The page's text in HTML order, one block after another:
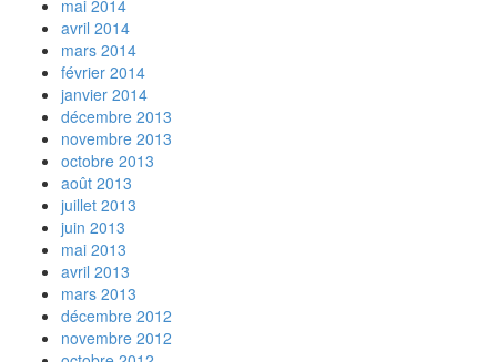
mai 2014
avril 2014
mars 2014
février 2014
janvier 2014
décembre 2013
novembre 2013
octobre 2013
août 2013
juillet 2013
juin 2013
mai 2013
avril 2013
mars 2013
décembre 2012
novembre 2012